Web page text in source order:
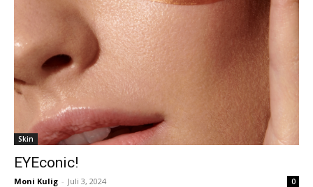
Skin
EYEconic!
Moni Kulig - Juli 3, 2024 0